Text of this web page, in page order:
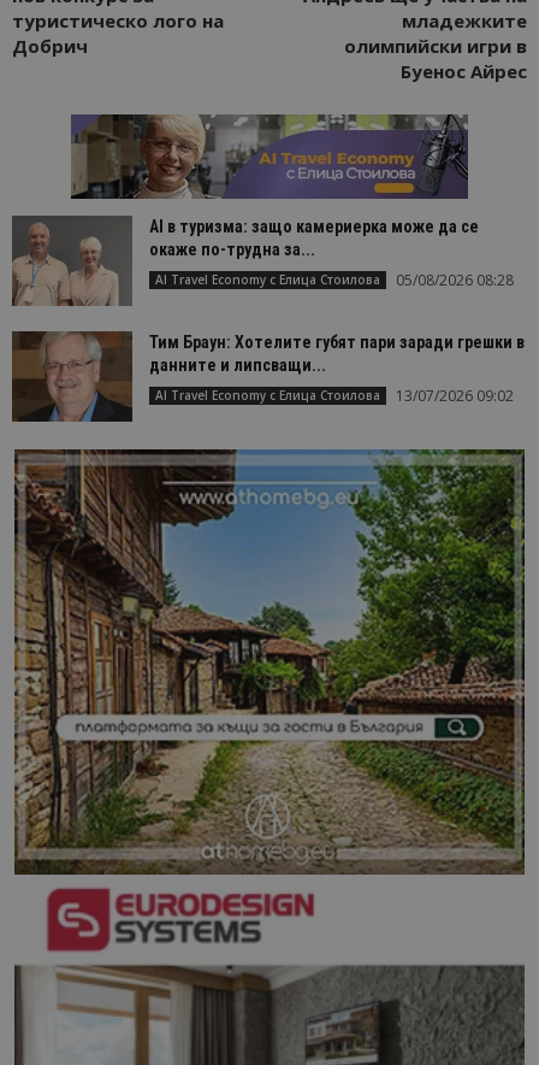
туристическо лого на
Добрич
младежките
олимпийски игри в
Буенос Айрес
AI в туризма: защо камериерка може да се
окаже по-трудна за...
AI Travel Economy с Елица Стоилова 05/08/2026 08:28
Тим Браун: Хотелите губят пари заради грешки в
данните и липсващи...
AI Travel Economy с Елица Стоилова 13/07/2026 09:02